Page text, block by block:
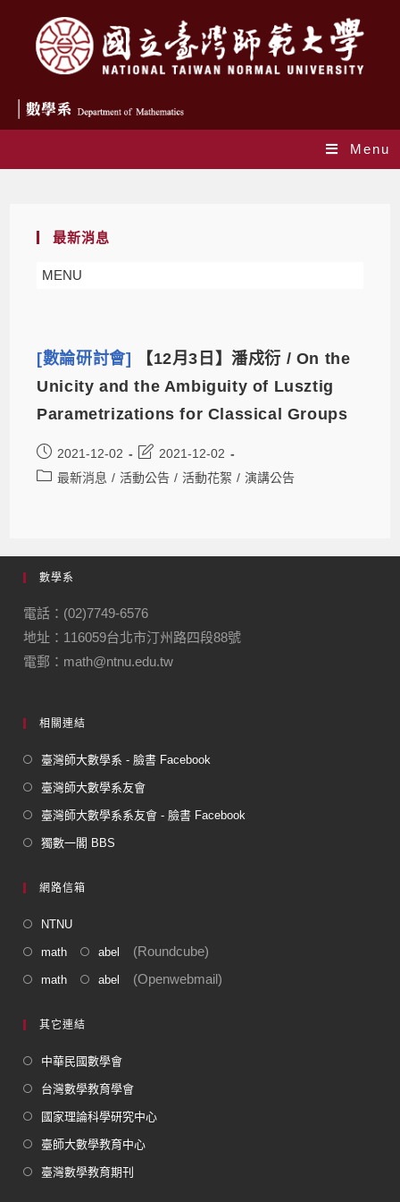
Menu
最新消息
MENU
[數論研討會]
【12月3日】潘戍衍 / On the
Unicity and the Ambiguity of Lusztig
Parametrizations for Classical Groups
2021-12-02
2021-12-02
最新消息 / 活動公告 / 活動花絮 / 演講公告
數學系
電話：(02)7749-6576
地址：116059台北市汀州路四段88號
電郵：math@ntnu.edu.tw
相關連結
臺灣師大數學系 - 臉書 Facebook
臺灣師大數學系友會
臺灣師大數學系系友會 - 臉書 Facebook
獨數一閣 BBS
網路信箱
NTNU
math abel (Roundcube)
math abel (Openwebmail)
其它連結
中華民國數學會
台灣數學教育學會
國家理論科學研究中心
臺師大數學教育中心
臺灣數學教育期刊